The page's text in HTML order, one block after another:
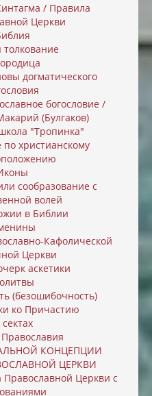
/ Правила
Церкви
толкование
догматического
богословие /
(Булгаков)
"Тропинка"
по христианскому
cообразование с
волей
в Библии
Кафолической
Церкви
аскетики
(безошибочность)
ко Причастию
КОНЦЕПЦИИ
ЦЕРКВИ
Церкви с